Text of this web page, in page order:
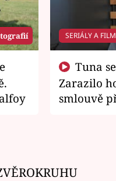
SERIÁLY A
Zarazilo
smlouvě